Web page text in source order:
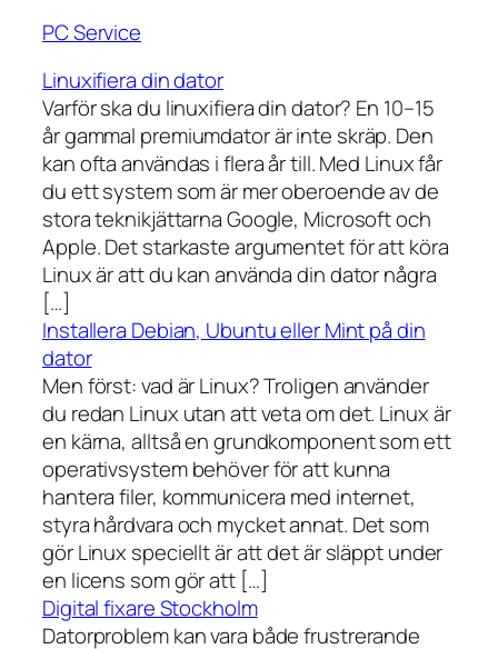
PC Service
Linuxifiera din dator
Varför ska du linuxifiera din dator? En 10–15
år gammal premiumdator är inte skräp. Den
kan ofta användas i flera år till. Med Linux får
du ett system som är mer oberoende av de
stora teknikjättarna Google, Microsoft och
Apple. Det starkaste argumentet för att köra
Linux är att du kan använda din dator några
[…]
Installera Debian, Ubuntu eller Mint på din
dator
Men först: vad är Linux? Troligen använder
du redan Linux utan att veta om det. Linux är
en kärna, alltså en grundkomponent som ett
operativsystem behöver för att kunna
hantera filer, kommunicera med internet,
styra hårdvara och mycket annat. Det som
gör Linux speciellt är att det är släppt under
en licens som gör att […]
Digital fixare Stockholm
Datorproblem kan vara både frustrerande